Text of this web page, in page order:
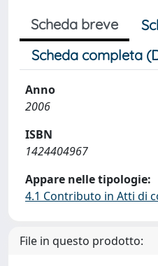
Scheda breve
Scheda completa
Anno
2006
ISBN
1424404967
Appare nelle tipologie:
4.1 Contributo in Atti di
File in questo prodotto: